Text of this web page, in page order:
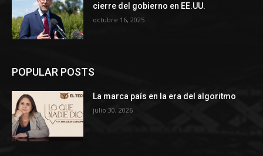
cierre del gobierno en EE.UU.
octubre 16, 2025
POPULAR POSTS
La marca país en la era del algoritmo
julio 30, 2026